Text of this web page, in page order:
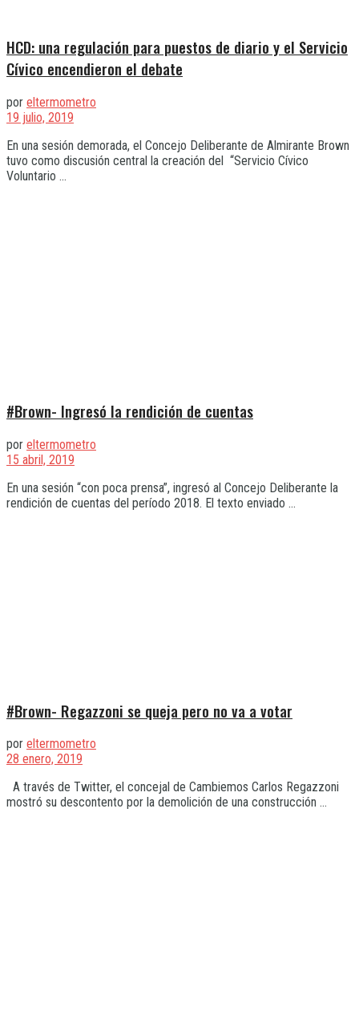
HCD: una regulación para puestos de diario y el Servicio
Cívico encendieron el debate
por eltermometro
19 julio, 2019
En una sesión demorada, el Concejo Deliberante de Almirante Brown
tuvo como discusión central la creación del “Servicio Cívico
Voluntario ...
#Brown- Ingresó la rendición de cuentas
por eltermometro
15 abril, 2019
En una sesión “con poca prensa”, ingresó al Concejo Deliberante la
rendición de cuentas del período 2018. El texto enviado ...
#Brown- Regazzoni se queja pero no va a votar
por eltermometro
28 enero, 2019
A través de Twitter, el concejal de Cambiemos Carlos Regazzoni
mostró su descontento por la demolición de una construcción ...